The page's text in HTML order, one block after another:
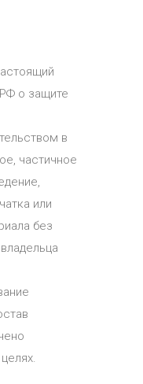
о защите
в
частичное
или
без